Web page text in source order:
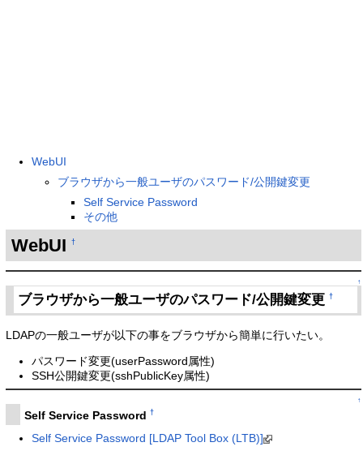
WebUI
ブラウザから一般ユーザのパスワード/公開鍵変更
Self Service Password
その他
WebUI †
↑
ブラウザから一般ユーザのパスワード/公開鍵変更†
LDAPの一般ユーザが以下の事をブラウザから簡単に行いたい。
パスワード変更(userPassword属性)
SSH公開鍵変更(sshPublicKey属性)
↑
Self Service Password †
Self Service Password [LDAP Tool Box (LTB)]